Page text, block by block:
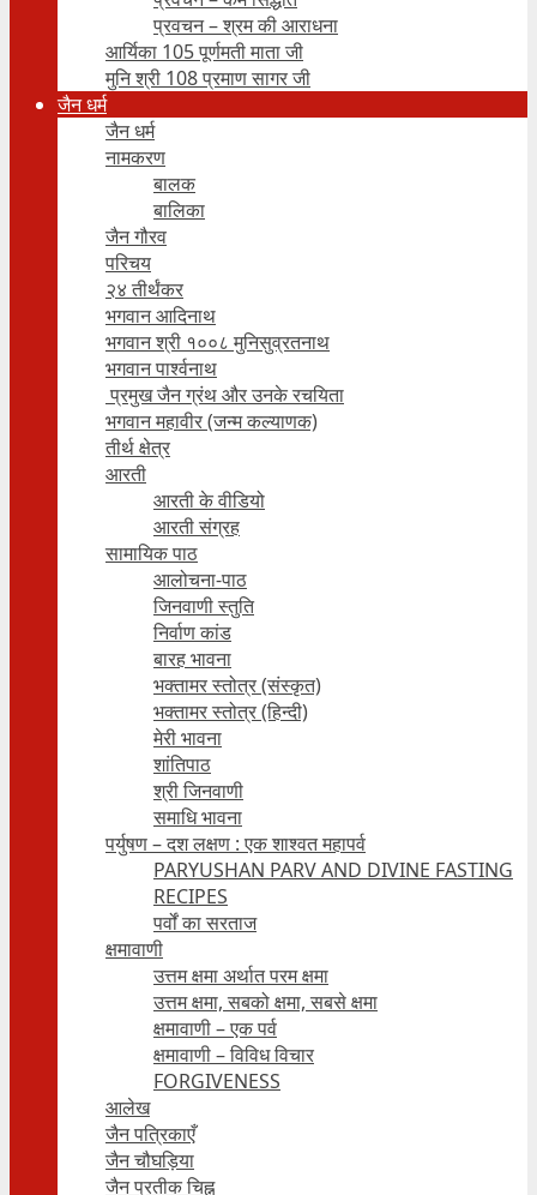
प्रवचन – श्रम की आराधना
आर्यिका 105 पूर्णमती माता जी
मुनि श्री 108 प्रमाण सागर जी
जैन धर्म
जैन धर्म
नामकरण
बालक
बालिका
जैन गौरव
परिचय
२४ तीर्थंकर
भगवान आदिनाथ
भगवान श्री १००८ मुनिसुव्रतनाथ
भगवान पार्श्वनाथ
प्रमुख जैन ग्रंथ और उनके रचयिता
भगवान महावीर (जन्म कल्याणक)
तीर्थ क्षेत्र
आरती
आरती के वीडियो
आरती संग्रह
सामायिक पाठ
आलोचना-पाठ
जिनवाणी स्तुति
निर्वाण कांड
बारह भावना
भक्तामर स्तोत्र (संस्कृत)
भक्तामर स्तोत्र (हिन्दी)
मेरी भावना
शांतिपाठ
श्री जिनवाणी
समाधि भावना
पर्युषण – दश लक्षण : एक शाश्वत महापर्व
PARYUSHAN PARV AND DIVINE FASTING
RECIPES
पर्वों का सरताज
क्षमावाणी
उत्तम क्षमा अर्थात परम क्षमा
उत्तम क्षमा, सबको क्षमा, सबसे क्षमा
क्षमावाणी – एक पर्व
क्षमावाणी – विविध विचार
FORGIVENESS
आलेख
जैन पत्रिकाएँ
जैन चौघड़िया
जैन प्रतीक चिह्न